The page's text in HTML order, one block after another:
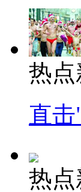
热点
直
热点